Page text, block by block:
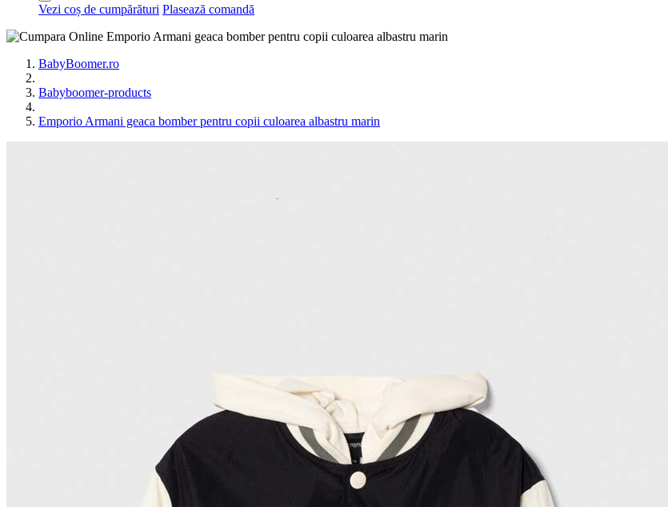
Vezi coș de cumpărături Plasează comandă
BabyBoomer.ro
Babyboomer-products
Emporio Armani geaca bomber pentru copii culoarea albastru marin